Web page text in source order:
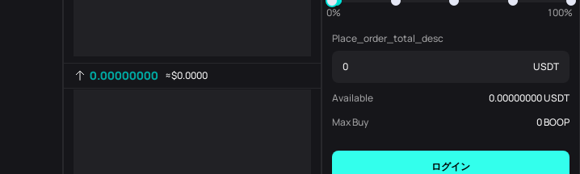
0.00000000 ≈$0.0000
0%
100%
Place_order_total_desc
USDT
Available 0.00000000USDT
Max Buy
0BOOP
ログイン